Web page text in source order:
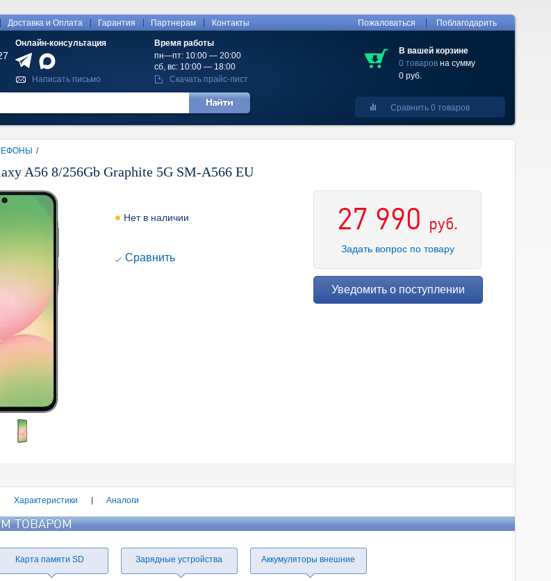
Доставка и Оплата Гарантия Партнерам Контакты
Онлайн-консультация
Время работы
пн—пт: 10:00 — 20:00
сб, вс: 10:00 — 18:00
Написать письмо Скачать прайс-лист
Пожаловаться Поблагодарить
В вашей корзине
0 товаров на сумму
0 руб.
Сравнить 0 товаров
/
A56 8/256Gb Graphite 5G SM-A566 EU
Нет в наличии
Cравнить
27 990 руб.
Задать вопрос по товару
Уведомить о поступлении
Характеристики Аналоги
ТОВАРОМ
Карта памяти SD Зарядные устройства Аккумуляторы внешние